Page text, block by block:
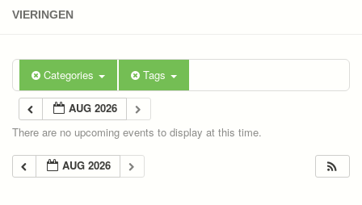
VIERINGEN
Categories Tags
AUG 2026
There are no upcoming events to display at this time.
AUG 2026